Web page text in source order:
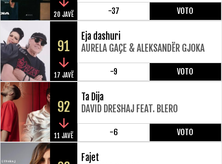
20 JAVË -37 VOTO
91
17 JAVË
Eja dashuri
AURELA GAÇE & ALEKSANDËR GJOKA
-9 VOTO
92
11 JAVË
Ta Dija
DAVID DRESHAJ FEAT. BLERO
-6 VOTO
Fajet